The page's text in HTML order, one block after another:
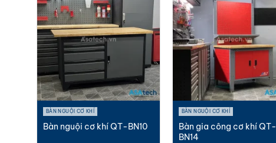
BÀN NGUỘI CƠ KHÍ
Bàn nguội cơ khí QT-BN10
BÀN NGUỘI CƠ KHÍ
Bàn gia công cơ khí QT-
BN14